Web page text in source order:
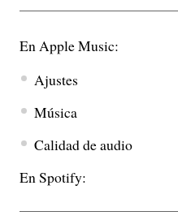
En Apple Music:
Ajustes
Música
Calidad de audio
En Spotify: